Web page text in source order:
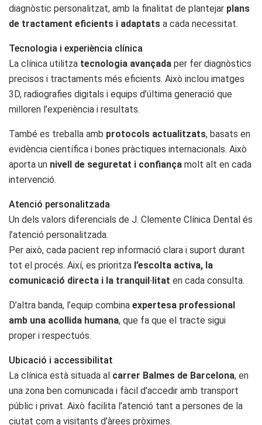
diagnòstic personalitzat, amb la finalitat de plantejar plans
de tractament eficients i adaptats a cada necessitat.
Tecnologia i experiència clínica
La clínica utilitza tecnologia avançada per fer diagnòstics
precisos i tractaments més eficients. Això inclou imatges
3D, radiografies digitals i equips d’última generació que
milloren l’experiència i resultats.
També es treballa amb protocols actualitzats, basats en
evidència científica i bones pràctiques internacionals. Això
aporta un nivell de seguretat i confiança molt alt en cada
intervenció.
Atenció personalitzada
Un dels valors diferencials de J. Clemente Clínica Dental és
l’atenció personalitzada.
Per això, cada pacient rep informació clara i suport durant
tot el procés. Així, es prioritza l’escolta activa, la
comunicació directa i la tranquil·litat en cada consulta.
D’altra banda, l’equip combina expertesa professional
amb una acollida humana, que fa que el tracte sigui
proper i respectuós.
Ubicació i accessibilitat
La clínica està situada al carrer Balmes de Barcelona, en
una zona ben comunicada i fàcil d’accedir amb transport
públic i privat. Això facilita l’atenció tant a persones de la
ciutat com a visitants d’àrees pròximes.